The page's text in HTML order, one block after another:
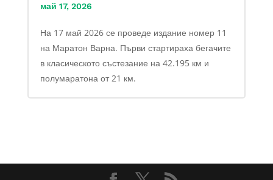
май 17, 2026
На 17 май 2026 се проведе издание номер 11
на Маратон Варна. Първи стартираха бегачите
в класическото състезание на 42.195 км и
полумаратона от 21 км.